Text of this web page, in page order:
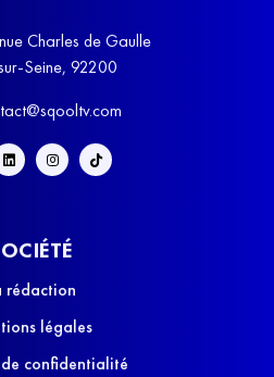
Charles de Gaulle
Seine, 92200
rédaction
légales
confidentialité